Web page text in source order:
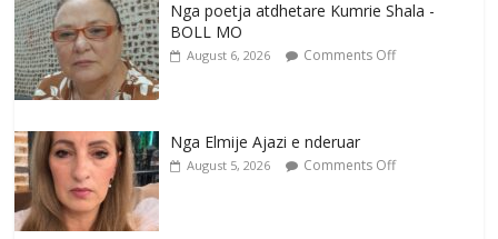
Nga poetja atdhetare Kumrie Shala -
BOLL MO
August 6, 2026 Comments Off
Nga Elmije Ajazi e nderuar
August 5, 2026 Comments Off